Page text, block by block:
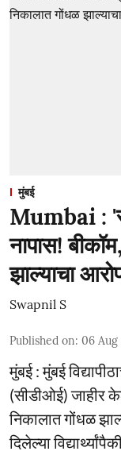
मुंबई
Mumbai :
नापास!
झाल्याचा
Swapnil S
Published on: 06 Aug
मुंबई : मुंबई
(सीडीओई) जाहीर
निकालात गोंधळ
दिलेल्या